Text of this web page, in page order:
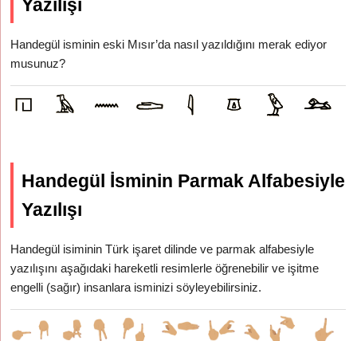
Yazılışı
Handegül isminin eski Mısır’da nasıl yazıldığını merak ediyor
musunuz?
Handegül İsminin Parmak Alfabesiyle
Yazılışı
Handegül isiminin Türk işaret dilinde ve parmak alfabesiyle
yazılışını aşağıdaki hareketli resimlerle öğrenebilir ve işitme
engelli (sağır) insanlara isminizi söyleyebilirsiniz.